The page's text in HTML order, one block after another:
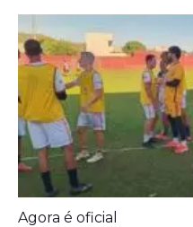
Agora é oficial